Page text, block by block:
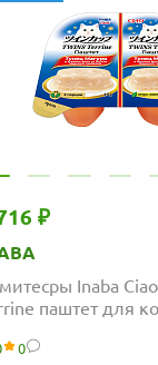
₽
Inaba
паштет для
вкусом морского
0